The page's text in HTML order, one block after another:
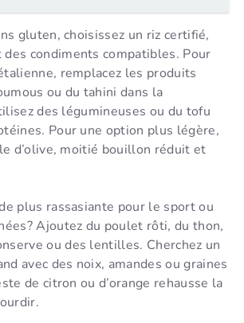
gluten, choisissez un riz certifié,
condiments compatibles. Pour
remplacez les produits
ou du tahini dans la
des légumineuses ou du tofu
Pour une option plus légère,
d’olive, moitié bouillon réduit et
plus rassasiante pour le sport ou
Ajoutez du poulet rôti, du thon,
ou des lentilles. Cherchez un
avec des noix, amandes ou graines
de citron ou d’orange rehausse la